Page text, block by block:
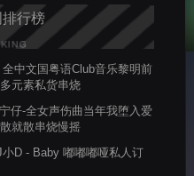
排行榜
全中文国粤语Club音乐黎明前
元素私货串烧
仔-全女声伤曲当年我堕入爱
就散串烧慢摇
小D - Baby 嘟嘟嘟哑私人订